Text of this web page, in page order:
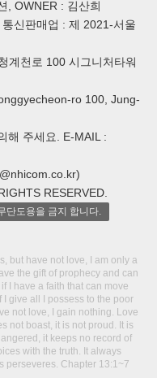
, OWNER : 김산희
신판매업 : 제 2021-서울
계천로 100 시그니처타워
ro 100, Jung-
해 주세요. E-MAIL :
RESERVED.
단도용을 금지 합니다.
but have not love, I am only a
the gift of prophecy and can
I have a faith that can move
give all I possess to the poor
not love, I gain nothing. Love
not boast, it is not proud. It is
it keeps no record of
with the truth. It always
perseveres. Chapter 13:1~7